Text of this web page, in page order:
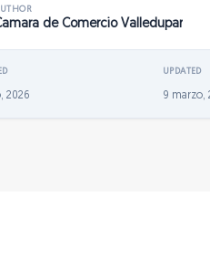
de Comercio Valledupar
2026
UPDATED
9 marzo,